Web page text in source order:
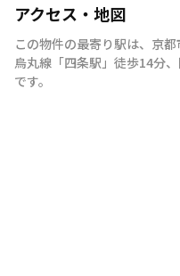
アクセス・地図
この物件の最寄り駅は、 京
烏丸線 「四条駅 」 徒歩14分、
です。